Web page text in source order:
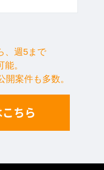
、週5まで
。
開案件も多数。
ちら